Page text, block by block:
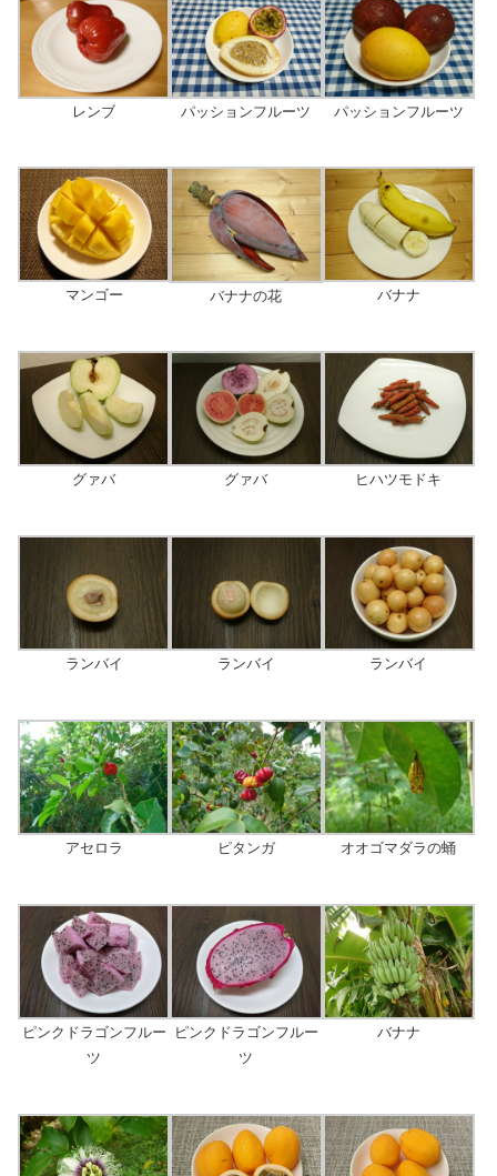
レンブ パッションフルーツ パッションフルーツ
マンゴー バナナの花 バナナ
グァバ グァバ ヒハツモドキ
ランバイ ランバイ ランバイ
アセロラ ピタンガ オオゴマダラの蛹
ピンクドラゴンフルー
ツ
ピンクドラゴンフルー
ツ
バナナ